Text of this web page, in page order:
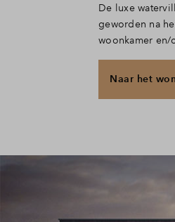
De luxe
geworden na
woonkamer en/
Naar het